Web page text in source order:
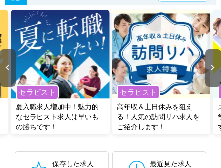
セラピスト
夏入職求人増加中！魅力的
なセラピスト求人は早いも
の勝ちです！
セラピスト
高年収＆土日休みを狙え
る！人気の訪問リハ求人を
ご紹介します！
保存した求人
最近見た求人